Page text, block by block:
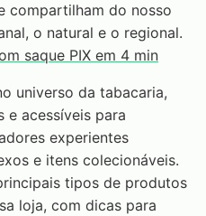
compartilham do nosso
o natural e o regional.
saque PIX em 4 min
universo da tabacaria,
e acessíveis para
experientes
e itens colecionáveis.
tipos de produtos
loja, com dicas para